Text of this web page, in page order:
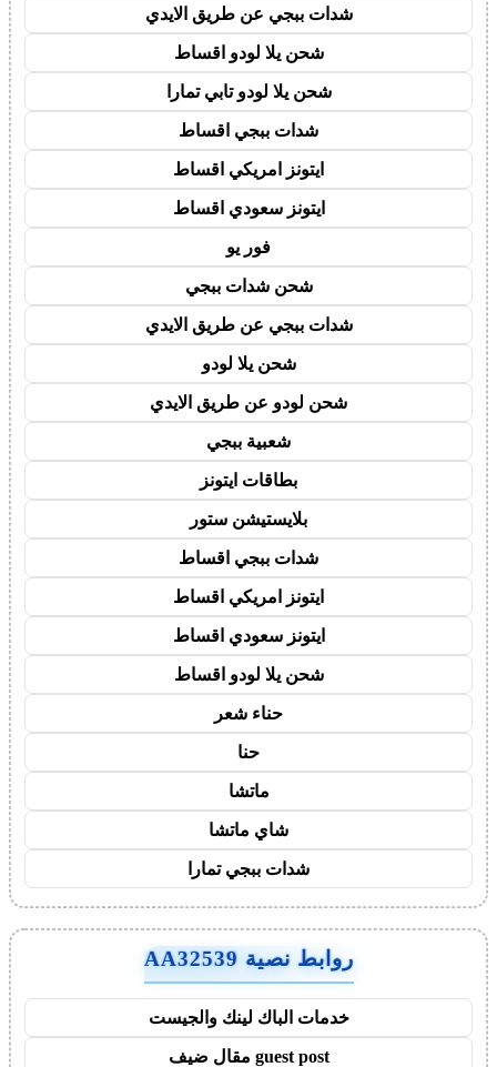
شدات ببجي عن طريق الايدي
شحن يلا لودو اقساط
شحن يلا لودو تابي تمارا
شدات ببجي اقساط
ايتونز امريكي اقساط
ايتونز سعودي اقساط
فور يو
شحن شدات ببجي
شدات ببجي عن طريق الايدي
شحن يلا لودو
شحن لودو عن طريق الايدي
شعبية ببجي
بطاقات ايتونز
بلايستيشن ستور
شدات ببجي اقساط
ايتونز امريكي اقساط
ايتونز سعودي اقساط
شحن يلا لودو اقساط
حناء شعر
حنا
ماتشا
شاي ماتشا
شدات ببجي تمارا
روابط نصية AA32539
خدمات الباك لينك والجيست
guest post مقال ضيف